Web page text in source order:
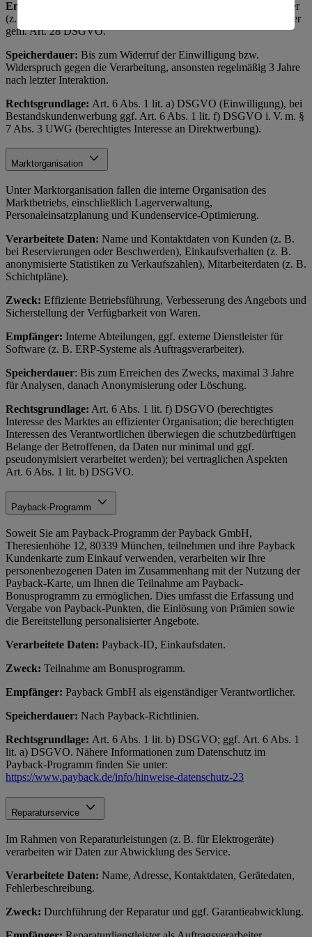
Empfänger:
Interne Marketingabteilung, ggf. externe Dienstleister
(z. B. Versanddienstleister, Werbeagenturen) als Auftragsverarbeiter
gem. Art. 28 DSGVO.
Speicherdauer: Bis zum Widerruf der Einwilligung bzw.
Widerspruch gegen die Verarbeitung, ansonsten regelmäßig 3 Jahre
nach letzter Interaktion.
Rechtsgrundlage: Art. 6 Abs. 1 lit. a) DSGVO (Einwilligung), bei
Bestandskundenwerbung ggf. Art. 6 Abs. 1 lit. f) DSGVO i. V. m. §
7 Abs. 3 UWG (berechtigtes Interesse an Direktwerbung).
Marktorganisation
Unter Marktorganisation fallen die interne Organisation des
Marktbetriebs, einschließlich Lagerverwaltung,
Personaleinsatzplanung und Kundenservice-Optimierung.
Verarbeitete Daten: Name und Kontaktdaten von Kunden (z. B.
bei Reservierungen oder Beschwerden), Einkaufsverhalten (z. B.
anonymisierte Statistiken zu Verkaufszahlen), Mitarbeiterdaten (z. B.
Schichtpläne).
Zweck: Effiziente Betriebsführung, Verbesserung des Angebots und
Sicherstellung der Verfügbarkeit von Waren.
Empfänger: Interne Abteilungen, ggf. externe Dienstleister für
Software (z. B. ERP-Systeme als Auftragsverarbeiter).
Speicherdauer: Bis zum Erreichen des Zwecks, maximal 3 Jahre
für Analysen, danach Anonymisierung oder Löschung.
Rechtsgrundlage: Art. 6 Abs. 1 lit. f) DSGVO (berechtigtes
Interesse des Marktes an effizienter Organisation; die berechtigten
Interessen des Verantwortlichen überwiegen die schutzbedürftigen
Belange der Betroffenen, da Daten nur minimal und ggf.
pseudonymisiert verarbeitet werden); bei vertraglichen Aspekten
Art. 6 Abs. 1 lit. b) DSGVO.
Payback-Programm
Soweit Sie am Payback-Programm der Payback GmbH,
Theresienhöhe 12, 80339 München, teilnehmen und ihre Payback
Kundenkarte zum Einkauf verwenden, verarbeiten wir Ihre
personenbezogenen Daten im Zusammenhang mit der Nutzung der
Payback-Karte, um Ihnen die Teilnahme am Payback-
Bonusprogramm zu ermöglichen. Dies umfasst die Erfassung und
Vergabe von Payback-Punkten, die Einlösung von Prämien sowie
die Bereitstellung personalisierter Angebote.
Verarbeitete Daten: Payback-ID, Einkaufsdaten.
Zweck: Teilnahme am Bonusprogramm.
Empfänger: Payback GmbH als eigenständiger Verantwortlicher.
Speicherdauer: Nach Payback-Richtlinien.
Rechtsgrundlage: Art. 6 Abs. 1 lit. b) DSGVO; ggf. Art. 6 Abs. 1
lit. a) DSGVO. Nähere Informationen zum Datenschutz im
Payback-Programm finden Sie unter:
https://www.payback.de/info/hinweise-datenschutz-23
Reparaturservice
Im Rahmen von Reparaturleistungen (z. B. für Elektrogeräte)
verarbeiten wir Daten zur Abwicklung des Service.
Verarbeitete Daten: Name, Adresse, Kontaktdaten, Gerätedaten,
Fehlerbeschreibung.
Zweck: Durchführung der Reparatur und ggf. Garantieabwicklung.
Informationen zum Herausgeber der Seite findest du